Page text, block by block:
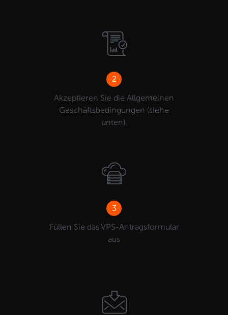
2
Akzeptieren Sie die Allgemeinen
Geschäftsbedingungen (siehe
unten).
3
Füllen Sie das VPS-Antragsformular
aus